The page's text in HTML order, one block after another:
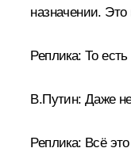
назначении.
Реплика: То
В.Путин: Даже
Реплика: Всё